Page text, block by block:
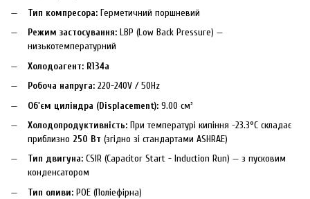
Тип компресора: Герметичний поршневий
Режим застосування: LBP (Low Back Pressure) —
низькотемпературний
Холодоагент: R134a
Робоча напруга: 220-240V / 50Hz
Об'єм циліндра (Displacement): 9.00 см³
Холодопродуктивність: При температурі кипіння -23.3°C складає
приблизно 250 Вт (згідно зі стандартами ASHRAE)
Тип двигуна: CSIR (Capacitor Start - Induction Run) — з пусковим
конденсатором
Тип оливи: POE (Поліефірна)